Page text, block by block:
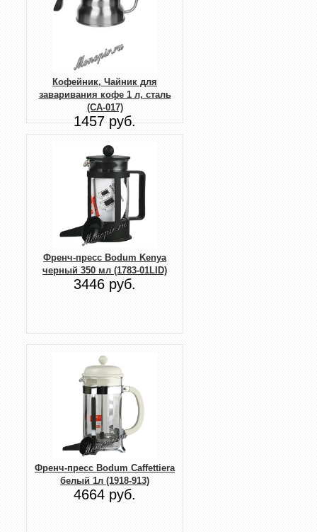
Кофейник, Чайник для
заваривания кофе 1 л, сталь
(CA-017)
1457 руб.
Френч-пресс Bodum Kenya
черный 350 мл (1783-01LID)
3446 руб.
Френч-пресс Bodum Caffettiera
белый 1л (1918-913)
4664 руб.